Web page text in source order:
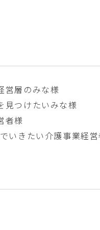
営層のみな様
見つけたいみな様
者様
いきたい介護事業経